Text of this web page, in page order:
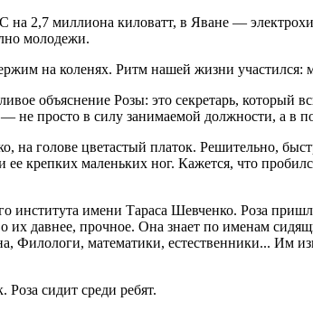
на 2,7 миллиона киловатт, в Яване —
молодежи.
на коленях. Ритм нашей жизни участился:
объяснение Розы: это секретарь, который
просто в силу занимаемой должности, а в
на голове цветастый платок. Решительно,
крепких маленьких ног. Кажется, что
института имени Тараса Шевченко. Роза
их давнее, прочное. Она знает по именам
Филологи, математики, естественники... Им
сидит среди ребят.